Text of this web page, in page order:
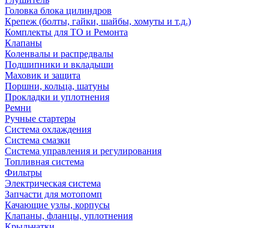
Головка блока цилиндров
Крепеж (болты, гайки, шайбы, хомуты и т.д.)
Комплекты для ТО и Ремонта
Клапаны
Коленвалы и распредвалы
Подшипники и вкладыши
Маховик и защита
Поршни, кольца, шатуны
Прокладки и уплотнения
Ремни
Ручные стартеры
Система охлаждения
Система смазки
Система управления и регулирования
Топливная система
Фильтры
Электрическая система
Запчасти для мотопомп
Качающие узлы, корпусы
Клапаны, фланцы, уплотнения